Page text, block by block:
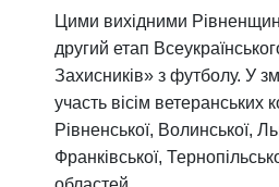
Цими вихідними
другий етап
Захисників» з футболу. У
участь вісім ветеранських
Рівненської, Волинської,
Франківської,